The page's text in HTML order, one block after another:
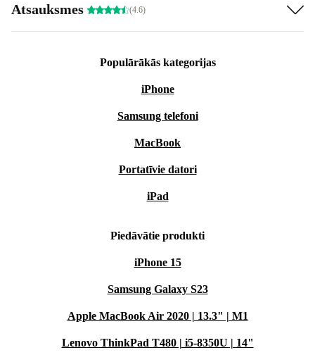
Atsauksmes (4.6)
Populārākās kategorijas
iPhone
Samsung telefoni
MacBook
Portatīvie datori
iPad
Piedāvātie produkti
iPhone 15
Samsung Galaxy S23
Apple MacBook Air 2020 | 13.3" | M1
Lenovo ThinkPad T480 | i5-8350U | 14"